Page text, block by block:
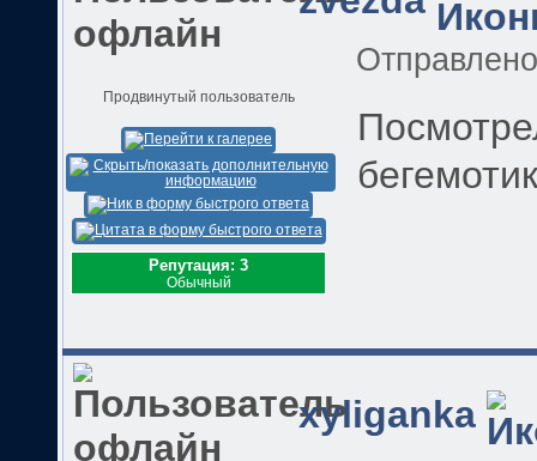
Продвинутый пользователь
Репутация: 3
Обычный
xyliganka